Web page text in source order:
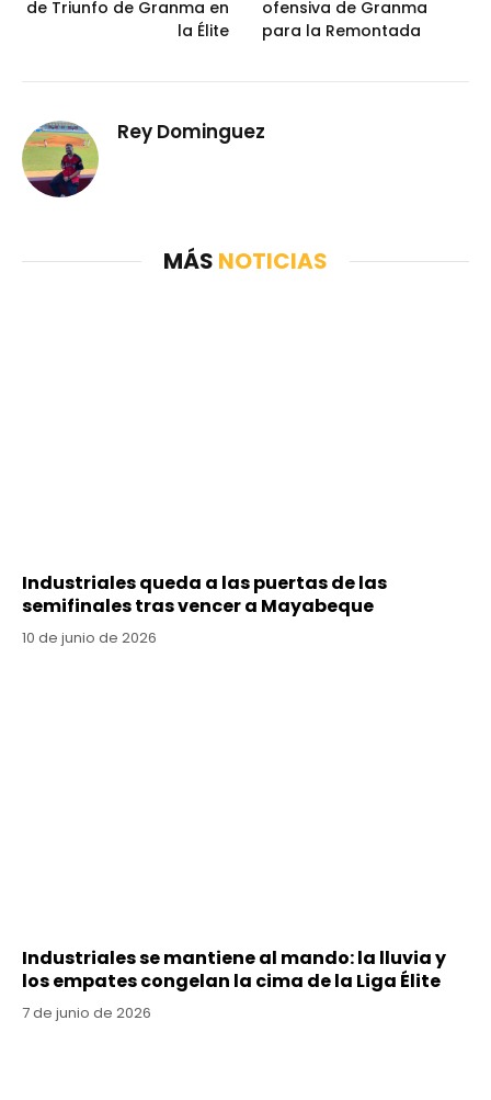
de Triunfo de Granma en
la Élite
ofensiva de Granma
para la Remontada
Rey Dominguez
MÁS NOTICIAS
Industriales queda a las puertas de las
semifinales tras vencer a Mayabeque
10 de junio de 2026
Industriales se mantiene al mando: la lluvia y
los empates congelan la cima de la Liga Élite
7 de junio de 2026